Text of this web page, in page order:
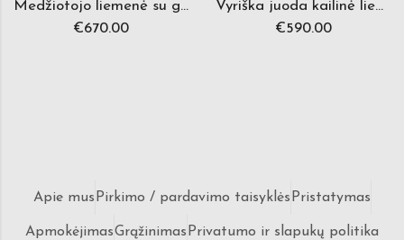
Medžiotojo liemenė su gobtuvu
€670.00
Vyriška juoda kailinė liemenė
€590.00
Apie mus Pirkimo / pardavimo taisyklės Pristatymas
ApmokėjimasGrąžinimas Privatumo ir slapukų politika